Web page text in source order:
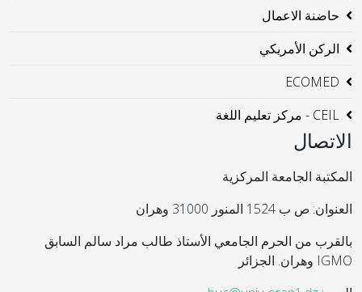
حاضنة الاعمال
الركن الأمريكي
ECOMED
CEIL - مركز تعليم اللغة
الاتصال
المكتبة الجامعة المركزية
العنوان: ص ب 1524 المنور 31000 وهران
بالقرب من الحرم الجامعي الأستاذ طالب مراد سالم السابق
IGMO وهران. الجزائر